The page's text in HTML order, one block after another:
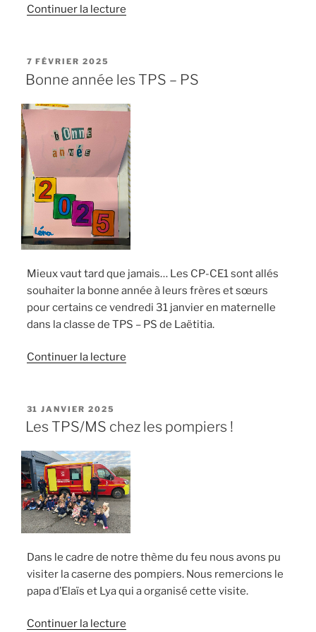
Continuer la lecturede
Le
qui
voulait
voir
la
jungle »
PUBLIÉ
LE
7 FÉVRIER 2025
Bonne année les TPS – PS
Mieux vaut tard que jamais… Les CP-CE1 sont allés
souhaiter la bonne année à leurs frères et sœurs
pour certains ce vendredi 31 janvier en maternelle
dans la classe de TPS – PS de Laëtitia.
Continuer la lecturede
TPS
PS »
PUBLIÉ
LE
31 JANVIER 2025
Les TPS/MS chez les pompiers !
Dans le cadre de notre thème du feu nous avons pu
visiter la caserne des pompiers. Nous remercions le
papa d’Elaïs et Lya qui a organisé cette visite.
Continuer la lecturede